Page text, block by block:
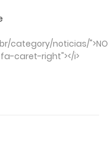
noticias/
caret-right"></i>